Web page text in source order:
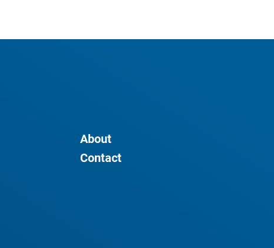
About
Contact